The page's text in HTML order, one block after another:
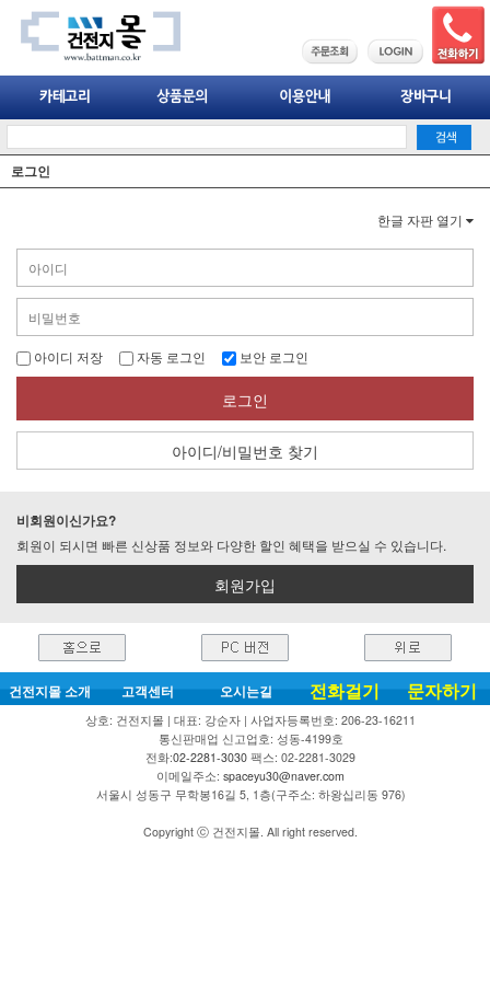
로그인
한글 자판 열기
아이디 저장 자동 로그인 보안 로그인
로그인
아이디/비밀번호 찾기
비회원이신가요?
회원이 되시면 빠른 신상품 정보와 다양한 할인 혜택을 받으실 수 있습니다.
회원가입
건전지몰 소개 고객센터 오시는길 전화걸기 문자하기
상호: 건전지몰 | 대표: 강순자 | 사업자등록번호: 206-23-16211
통신판매업 신고업호: 성동-4199호
전화:02-2281-3030 팩스: 02-2281-3029
이메일주소: spaceyu30@naver.com
서울시 성동구 무학봉16길 5, 1층(구주소: 하왕십리동 976)
Copyright ⓒ 건전지몰. All right reserved.